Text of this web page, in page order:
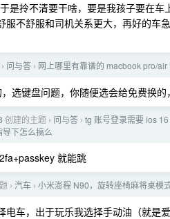
是拎不清要干啥，要是我孩子要在
服不舒服和司机关系更大，再好的车
› 问与答 › 网上哪里有靠谱的 macbook pro/air
选键盘问题，你随便选会给免费换的
创建的主题 › 问与答 › tg 账号登录需要 ios
下怎么搞么
就能跳
› 汽车 › 小米澎程 N90，旋转座椅麻将桌模
电车，出于玩乐我选择手动油（就是